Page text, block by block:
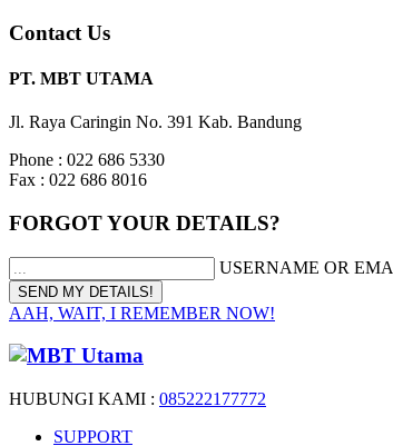
Contact Us
PT. MBT UTAMA
Jl. Raya Caringin No. 391 Kab. Bandung
Phone : 022 686 5330
Fax : 022 686 8016
FORGOT YOUR DETAILS?
USERNAME OR
AAH, WAIT, I REMEMBER NOW!
HUBUNGI KAMI : 085222177772
SUPPORT